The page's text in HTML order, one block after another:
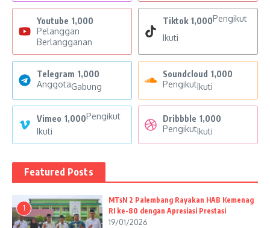
Youtube 1,000
Pelanggan
Berlangganan
Tiktok 1,000Pengikut
Ikuti
Telegram 1,000
AnggotaGabung
Soundcloud 1,000
PengikutIkuti
Vimeo 1,000Pengikut
Ikuti
Dribbble 1,000
PengikutIkuti
Featured Posts
1
MTsN 2 Palembang Rayakan HAB Kemenag
RI ke-80 dengan Apresiasi Prestasi
19/01/2026